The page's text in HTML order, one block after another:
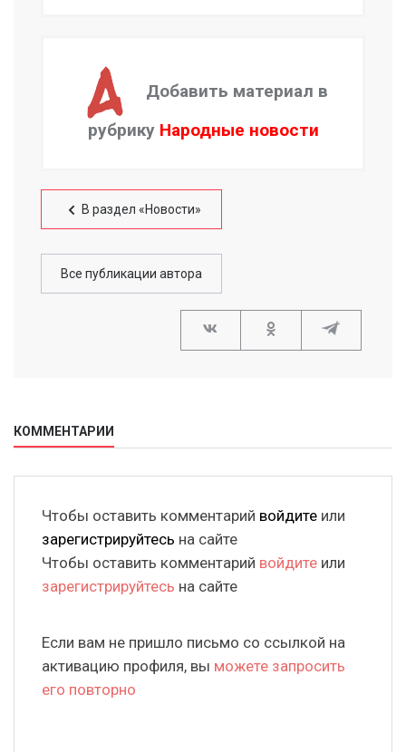
Добавить материал в
рубрику Народные новости
В раздел «Новости»
Все публикации автора
КОММЕНТАРИИ
Чтобы оставить комментарий войдите или
зарегистрируйтесь на сайте
Чтобы оставить комментарий войдите или
зарегистрируйтесь на сайте
Если вам не пришло письмо со ссылкой на
активацию профиля, вы можете запросить
его повторно